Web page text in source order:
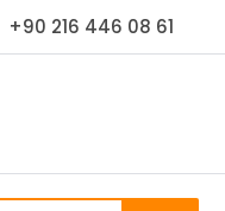
+90 216 446 08 61